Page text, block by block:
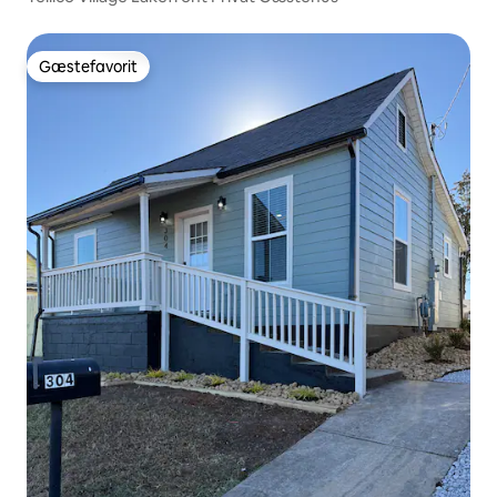
Gæstefavorit
Gæstefavorit